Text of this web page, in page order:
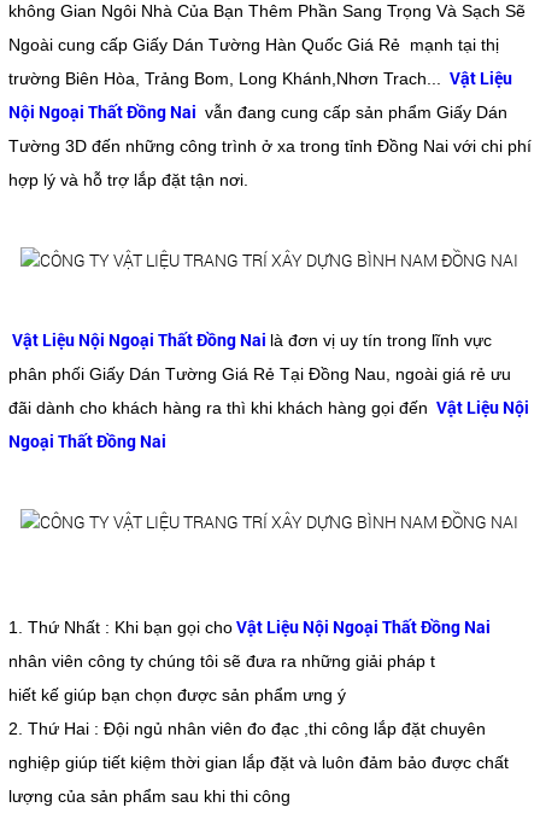
không Gian Ngôi Nhà Của Bạn Thêm Phần Sang Trọng Và Sạch Sẽ
Ngoài cung cấp Giấy Dán Tường Hàn Quốc Giá Rẻ mạnh tại thị
trường Biên Hòa, Trảng Bom, Long Khánh,Nhơn Trach...
Vật Liệu
Nội Ngoại Thất Đồng Nai vẫn đang cung cấp sản phẩm Giấy Dán
Tường 3D đến những công trình ở xa trong tỉnh Đồng Nai với chi phí
hợp lý và hỗ trợ lắp đặt tận nơi.
Vật Liệu Nội Ngoại Thất Đồng Nai là đơn vị uy tín trong lĩnh vực
phân phối Giấy Dán Tường Giá Rẻ Tại Đồng Nau, ngoài giá rẻ ưu
đãi dành cho khách hàng ra thì khi khách hàng gọi đến Vật Liệu Nội
Ngoại Thất Đồng Nai
1. Thứ Nhất : Khi bạn gọi choVật Liệu Nội Ngoại Thất Đồng Nai
nhân viên công ty chúng tôi sẽ đưa ra những giải pháp t
hiết kế giúp bạn chọn được sản phẩm ưng ý
2. Thứ Hai : Đội ngủ nhân viên đo đạc ,thi công lắp đặt chuyên
nghiệp giúp tiết kiệm thời gian lắp đặt và luôn đảm bảo được chất
lượng của sản phẩm sau khi thi công